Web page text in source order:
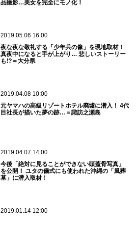
品撮影…美女を完全にモノ化！
2019.05.06 16:00
夜な夜な敬礼する「少年兵の像」を現地取材！
真夜中になると手が上がり… 悲しいストーリー
も!?＝大分県
2019.04.08 10:00
元ヤマハの高級リゾートホテル廃墟に潜入！ 4代
目社長が描いた夢の跡…＝諏訪之瀬島
2019.04.07 14:00
今後「絶対に見ることができない頭蓋骨写真」
を公開！ ユタの儀式にも使われた沖縄の「風葬
墓」に潜入取材！
2019.01.14 12:00